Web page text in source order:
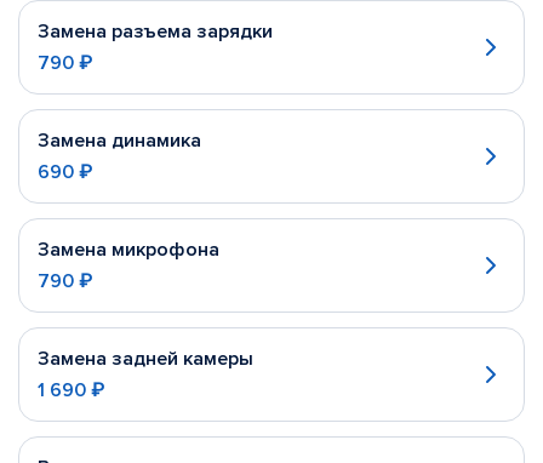
Замена разъема зарядки
790 ₽
Замена динамика
690 ₽
Замена микрофона
790 ₽
Замена задней камеры
1 690 ₽